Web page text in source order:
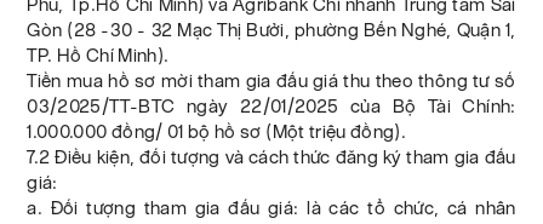
Phú, Tp.Hồ Chí Minh) và Agribank Chi nhánh Trung tâm Sài
Gòn (28 -30 - 32 Mạc Thị Bưởi, phường Bến Nghé, Quận 1,
TP. Hồ Chí Minh).
Tiền mua hồ sơ mời tham gia đấu giá thu theo thông tư số
03/2025/TT-BTC ngày 22/01/2025 của Bộ Tài Chính:
1.000.000 đồng/ 01 bộ hồ sơ (Một triệu đồng).
7.2 Điều kiện, đối tượng và cách thức đăng ký tham gia đấu
giá:
a. Đối tượng tham gia đấu giá: là các tổ chức, cá nhân